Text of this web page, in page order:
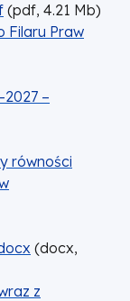
(pdf, 4.21 Mb)
Filaru Praw
–
równości
(docx,
z